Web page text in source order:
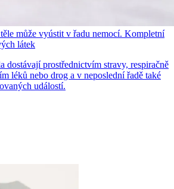
může vyústit v řadu nemocí. Kompletní
látek
dostávají prostřednictvím stravy, respiračně
léků nebo drog a v neposlední řadě také
událostí.